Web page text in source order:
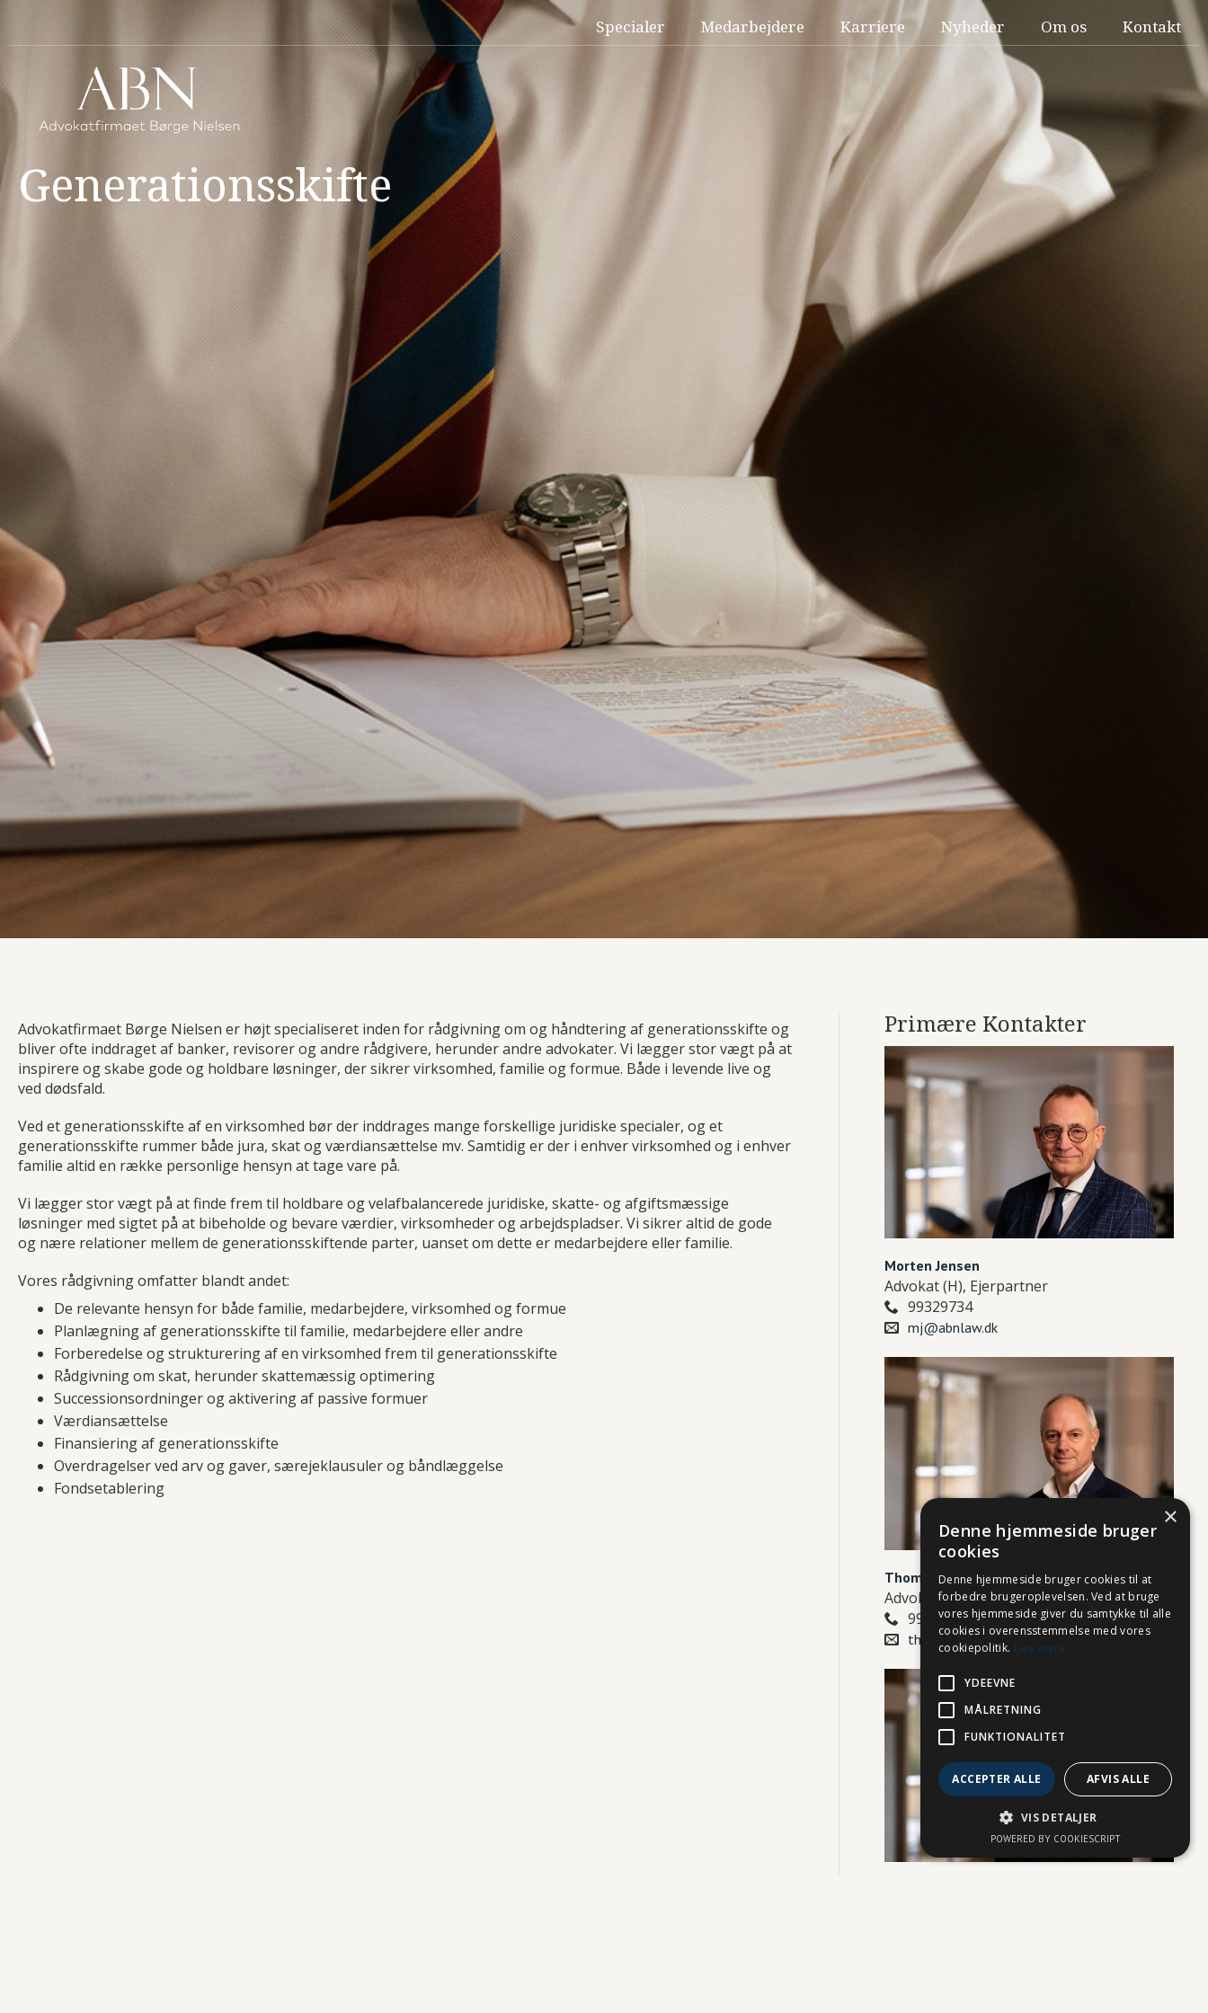
Specialer Medarbejdere Karriere Nyheder Om os Kontakt
Generationsskifte
Advokatfirmaet Børge Nielsen er højt specialiseret inden for rådgivning om og håndtering af generationsskifte og
bliver ofte inddraget af banker, revisorer og andre rådgivere, herunder andre advokater. Vi lægger stor vægt på at
inspirere og skabe gode og holdbare løsninger, der sikrer virksomhed, familie og formue. Både i levende live og
ved dødsfald.
Ved et generationsskifte af en virksomhed bør der inddrages mange forskellige juridiske specialer, og et
generationsskifte rummer både jura, skat og værdiansættelse mv. Samtidig er der i enhver virksomhed og i enhver
familie altid en række personlige hensyn at tage vare på.
Vi lægger stor vægt på at finde frem til holdbare og velafbalancerede juridiske, skatte- og afgiftsmæssige
løsninger med sigtet på at bibeholde og bevare værdier, virksomheder og arbejdspladser. Vi sikrer altid de gode
og nære relationer mellem de generationsskiftende parter, uanset om dette er medarbejdere eller familie.
Vores rådgivning omfatter blandt andet:
De relevante hensyn for både familie, medarbejdere, virksomhed og formue
Planlægning af generationsskifte til familie, medarbejdere eller andre
Forberedelse og strukturering af en virksomhed frem til generationsskifte
Rådgivning om skat, herunder skattemæssig optimering
Successionsordninger og aktivering af passive formuer
Værdiansættelse
Finansiering af generationsskifte
Overdragelser ved arv og gaver, særejeklausuler og båndlæggelse
Fondsetablering
Primære Kontakter
Morten Jensen
Advokat (H), Ejerpartner
 99329734
 mj@abnlaw.dk
Thomas Schultz
Advokat (L), Ejerpartner
 99329712
 ths@abnlaw.dk
×
Denne hjemmeside bruger
cookies
Denne hjemmeside bruger cookies til at
forbedre brugeroplevelsen. Ved at bruge
vores hjemmeside giver du samtykke til alle
cookies i overensstemmelse med vores
cookiepolitik. Læs mere
YDEEVNE
MÅLRETNING
FUNKTIONALITET
ACCEPTER ALLE AFVIS ALLE
VIS DETALJER
POWERED BY COOKIESCRIPT